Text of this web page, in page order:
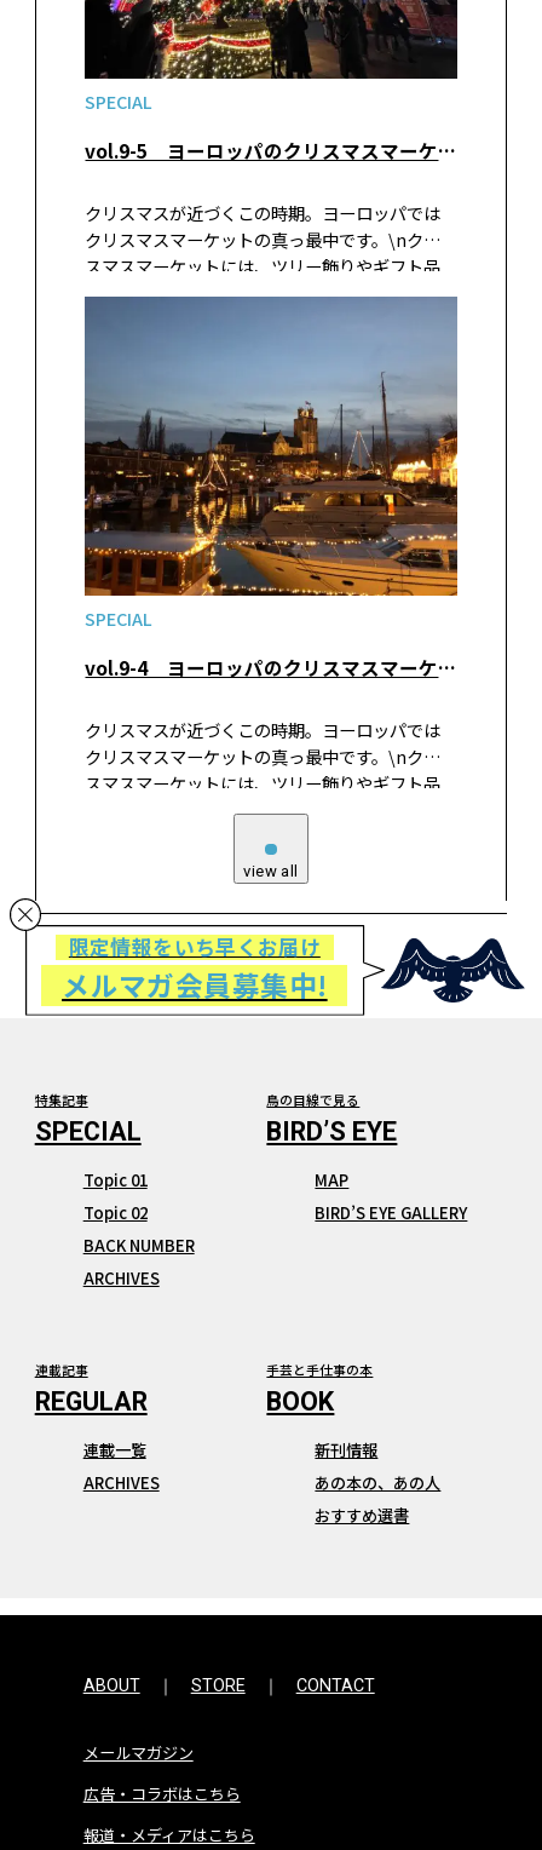
SPECIAL
vol.9-5 ヨーロッパのクリスマスマーケットへ
クリスマスが近づくこの時期。ヨーロッパでは
クリスマスマーケットの真っ最中です。\nクリ
スマスマーケットには、ツリー飾りやギフト品
だけでなく、その土地や時期でしか買えない珍
トアップも華やかで絵になりますが、地方都市
に足を延ばしてみると、思いがけない手作りクラ
フト品などに出会えます。\n今回は中世の佇ま
いを残す、中欧と北欧の小さな町のクリスマスマ
ーケットを紹介します。
SPECIAL
vol.9-4 ヨーロッパのクリスマスマーケットへ
クリスマスが近づくこの時期。ヨーロッパでは
クリスマスマーケットの真っ最中です。\nクリ
スマスマーケットには、ツリー飾りやギフト品
だけでなく、その土地や時期でしか買えない珍
並びます。大都市のクリスマスマーケットはライ
トアップも華やかで絵になりますが、地方都市
に足を延ばしてみると、思いがけない手作りクラ
フト品などに出会えます。今回は中世の佇まいを
残す、中欧と北欧の小さな町のクリスマスマーケ
ットを紹介します。
view all
限定情報をいち早くお届け
メルマガ会員募集中!
特集記事
Topic 01
Topic 02
BACK NUMBER
ARCHIVES
鳥の目線で見る
MAP
BIRD’S EYE GALLERY
連載記事
連載一覧
ARCHIVES
手芸と手仕事の本
新刊情報
あの本の、あの人
おすすめ選書
ABOUT STORE CONTACT
メールマガジン
広告・コラボはこちら
報道・メディアはこちら